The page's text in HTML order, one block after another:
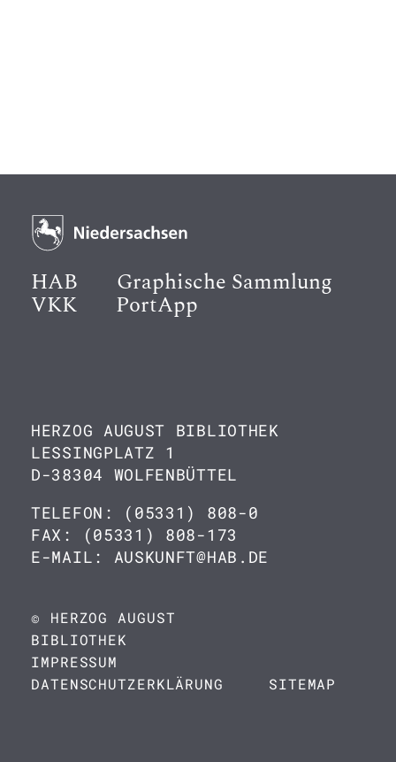
HAB Graphische Sammlung
VKK PortApp
HERZOG AUGUST BIBLIOTHEK
LESSINGPLATZ 1
D-38304 WOLFENBÜTTEL
TELEFON: (05331) 808-0
FAX: (05331) 808-173
E-MAIL: AUSKUNFT@HAB.DE
© HERZOG AUGUST
BIBLIOTHEK
IMPRESSUM
DATENSCHUTZERKLÄRUNG
SITEMAP